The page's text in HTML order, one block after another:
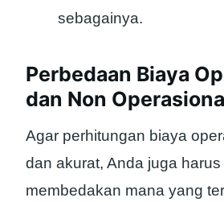
sebagainya.
Perbedaan Biaya
dan Non
Agar perhitungan biaya
dan akurat, Anda juga
membedakan mana yang